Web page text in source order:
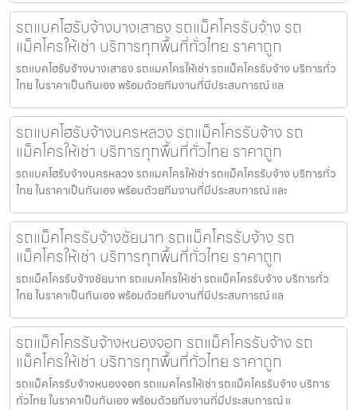
รถแบคโฮรับจ้างบางเสาธง รถแม็คโครรับจ้าง รถ
แม็คโครให้เช่า บริการทุกพื้นที่ทั่วไทย ราคาถูก
รถแบคโฮรับจ้างบางเสาธง รถแมคโครให้เช่า รถแม็คโครรับจ้าง บริการทั่ว
ไทย ในราคาเป็นกันเอง พร้อมด้วยทีมงานที่มีประสบการณ์ แล
รถแบคโฮรับจ้างนครหลวง รถแม็คโครรับจ้าง รถ
แม็คโครให้เช่า บริการทุกพื้นที่ทั่วไทย ราคาถูก
รถแบคโฮรับจ้างนครหลวง รถแมคโครให้เช่า รถแม็คโครรับจ้าง บริการทั่ว
ไทย ในราคาเป็นกันเอง พร้อมด้วยทีมงานที่มีประสบการณ์ และ
รถแม็คโครรับจ้างชัยนาท รถแม็คโครรับจ้าง รถ
แม็คโครให้เช่า บริการทุกพื้นที่ทั่วไทย ราคาถูก
รถแม็คโครรับจ้างชัยนาท รถแมคโครให้เช่า รถแม็คโครรับจ้าง บริการทั่ว
ไทย ในราคาเป็นกันเอง พร้อมด้วยทีมงานที่มีประสบการณ์ แล
รถแม็คโครรับจ้างหนองจอก รถแม็คโครรับจ้าง รถ
แม็คโครให้เช่า บริการทุกพื้นที่ทั่วไทย ราคาถูก
รถแม็คโครรับจ้างหนองจอก รถแมคโครให้เช่า รถแม็คโครรับจ้าง บริการ
ทั่วไทย ในราคาเป็นกันเอง พร้อมด้วยทีมงานที่มีประสบการณ์ แ